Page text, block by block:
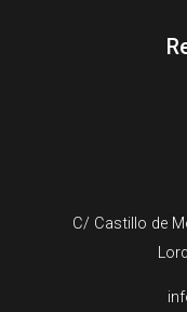
C/ Castillo de